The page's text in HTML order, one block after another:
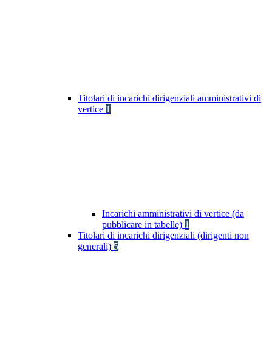
Titolari di incarichi dirigenziali amministrativi di
vertice 1
Incarichi amministrativi di vertice (da
pubblicare in tabelle) 1
Titolari di incarichi dirigenziali (dirigenti non
generali) 5